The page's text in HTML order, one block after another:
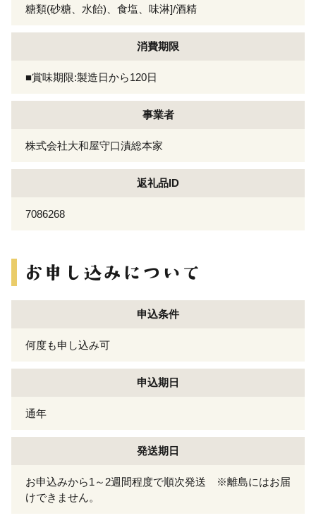
糖類(砂糖、水飴)、食塩、味淋]/酒精
消費期限
■賞味期限:製造日から120日
事業者
株式会社大和屋守口漬総本家
返礼品ID
7086268
申込条件
何度も申し込み可
申込期日
通年
発送期日
お申込みから1～2週間程度で順次発送 ※離島にはお届
けできません。